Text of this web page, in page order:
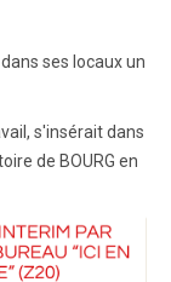
ses locaux un
s'insérait dans
de BOURG en